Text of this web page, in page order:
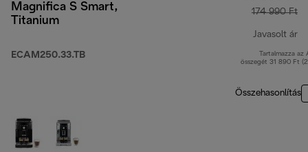
Magnifica S Smart,
Titanium
ECAM250.33.TB
174 990 Ft
Javasolt ár
Tartalmazza az
összegét 31 890 Ft
Összehasonlítás